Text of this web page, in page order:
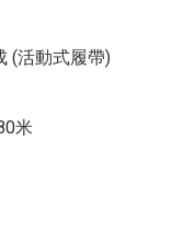
(活動式履帶)
米